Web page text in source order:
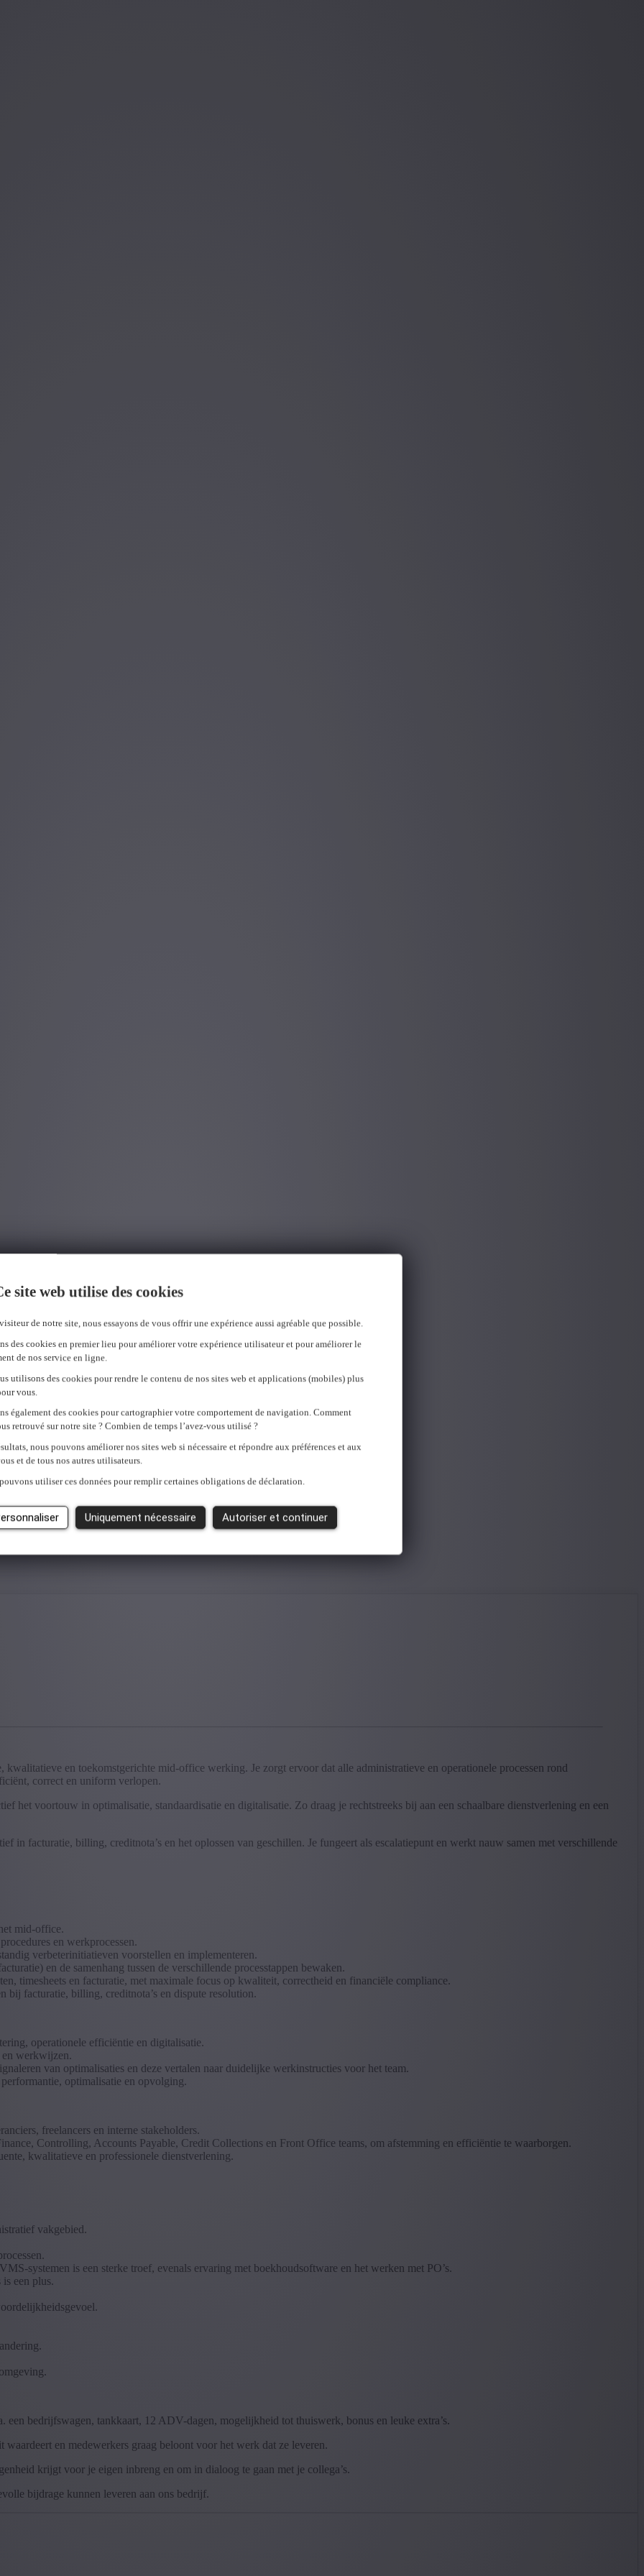
site web utilise des cookies
de notre site, nous essayons de vous offrir une expérience aussi agréable que possible.
des cookies en premier lieu pour améliorer votre expérience utilisateur et pour améliorer le
de nos service en ligne.
utilisons des cookies pour rendre le contenu de nos sites web et applications (mobiles) plus
vous.
également des cookies pour cartographier votre comportement de navigation. Comment
retrouvé sur notre site ? Combien de temps l’avez-vous utilisé ?
nous pouvons améliorer nos sites web si nécessaire et répondre aux préférences et aux
et de tous nos autres utilisateurs.
utiliser ces données pour remplir certaines obligations de déclaration.
Uniquement nécessaire Autoriser et continuer
en toekomstgerichte mid-office werking. Je zorgt ervoor dat alle administratieve en operationele processen rond
correct en uniform verlopen.
het voortouw in optimalisatie, standaardisatie en digitalisatie. Zo draag je rechtstreeks bij aan een schaalbare dienstverlening en een
in facturatie, billing, creditnota’s en het oplossen van geschillen. Je fungeert als escalatiepunt en werkt nauw samen met verschillende
mid-office.
en werkprocessen.
verbeterinitiatieven voorstellen en implementeren.
en de samenhang tussen de verschillende processtappen bewaken.
timesheets en facturatie, met maximale focus op kwaliteit, correctheid en financiële compliance.
facturatie, billing, creditnota’s en dispute resolution.
operationele efficiëntie en digitalisatie.
en werkwijzen.
van optimalisaties en deze vertalen naar duidelijke werkinstructies voor het team.
optimalisatie en opvolging.
freelancers en interne stakeholders.
Controlling, Accounts Payable, Credit Collections en Front Office teams, om afstemming en efficiëntie te waarborgen.
kwalitatieve en professionele dienstverlening.
vakgebied.
systemen is een sterke troef, evenals ervaring met boekhoudsoftware en het werken met PO’s.
een plus.
bedrijfswagen, tankkaart, 12 ADV-dagen, mogelijkheid tot thuiswerk, bonus en leuke extra’s.
en medewerkers graag beloont voor het werk dat ze leveren.
krijgt voor je eigen inbreng en om in dialoog te gaan met je collega’s.
bijdrage kunnen leveren aan ons bedrijf.